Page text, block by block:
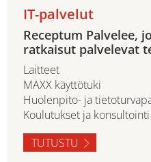
IT-palvelut
Receptum Palvelee,
ratkaisut palvelevat
Laitteet
MAXX käyttötuki
Huolenpito- ja
Koulutukset ja konsultointi
TUTUSTU